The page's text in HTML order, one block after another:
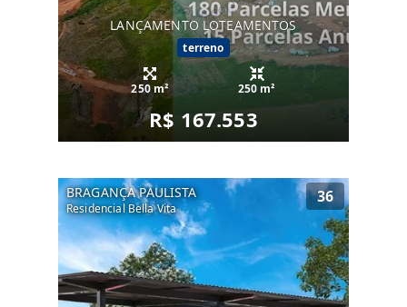
LANÇAMENTO LOTEAMENTOS
terreno
250 m² 250 m²
R$ 167.553
BRAGANÇA PAULISTA
Residencial Bella Vita
36